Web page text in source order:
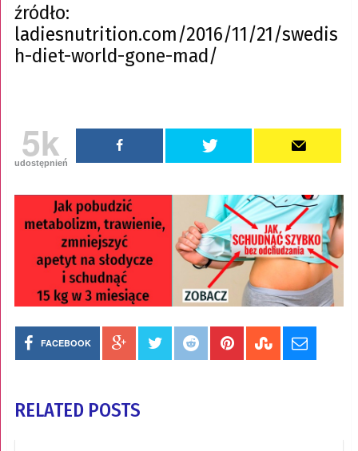
źródło:
ladiesnutrition.com/2016/11/21/swedis
h-diet-world-gone-mad/
5k
udostępnień
FACEBOOK
RELATED POSTS